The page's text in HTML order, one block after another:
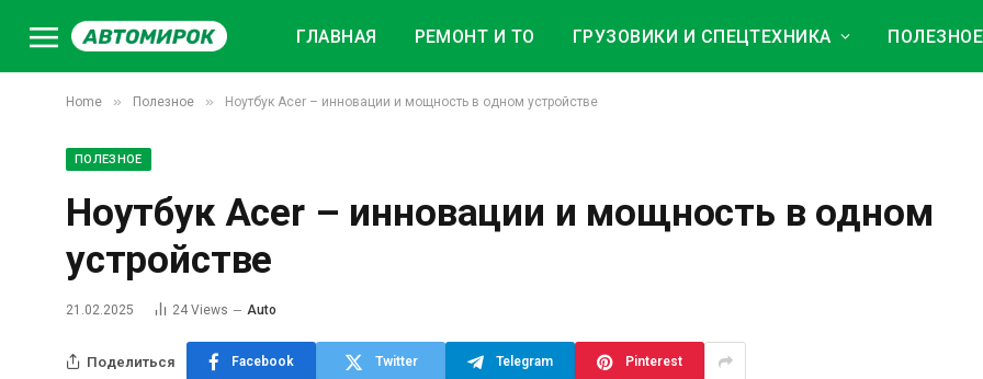
ГЛАВНАЯ РЕМОНТ И ТО ГРУЗОВИКИ И СПЕЦТЕХНИКА ПОЛЕЗНОЕ
Home » Полезное » Ноутбук Acer – инновации и мощность в одном устройстве
ПОЛЕЗНОЕ
Ноутбук Acer – инновации и мощность в одном
устройстве
21.02.2025 24 Views Auto
Поделиться Facebook Twitter Telegram Pinterest